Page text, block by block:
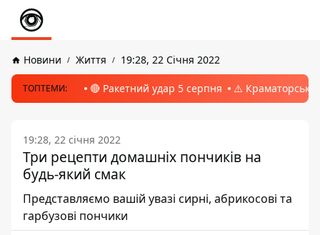
Новини Життя 19:28, 22 Січня 2022
ТОПТЕМИ: 🔴 Ракетний удар 5 серпня ⚠️ Краматорськ,
19:28, 22 січня 2022
Три рецепти домашніх пончиків на
будь-який смак
Представляємо вашій увазі сирні, абрикосові та
гарбузові пончики